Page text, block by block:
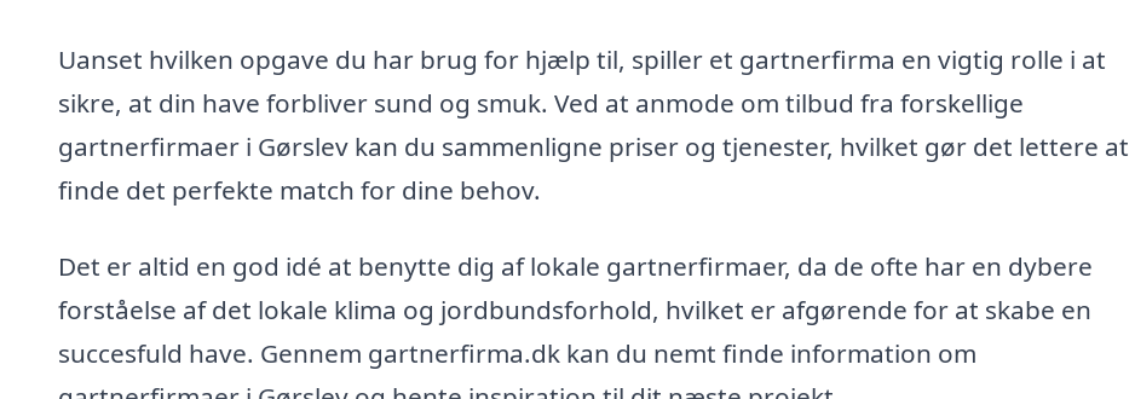
Uanset hvilken opgave du har brug for hjælp til, spiller et gartnerfirma en vigtig rolle i at
sikre, at din have forbliver sund og smuk. Ved at anmode om tilbud fra forskellige
gartnerfirmaer i Gørslev kan du sammenligne priser og tjenester, hvilket gør det lettere at
finde det perfekte match for dine behov.
Det er altid en god idé at benytte dig af lokale gartnerfirmaer, da de ofte har en dybere
forståelse af det lokale klima og jordbundsforhold, hvilket er afgørende for at skabe en
succesfuld have. Gennem gartnerfirma.dk kan du nemt finde information om